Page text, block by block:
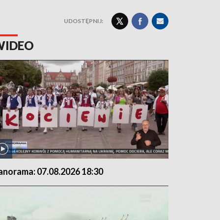
UDOSTĘPNIJ:
07.08.2026 18:30